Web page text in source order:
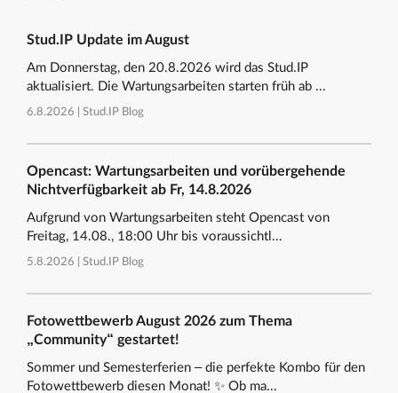
Stud.IP Update im August
Am Donnerstag, den 20.8.2026 wird das Stud.IP
aktualisiert. Die Wartungsarbeiten starten früh ab ...
6.8.2026 | Stud.IP Blog
Opencast: Wartungsarbeiten und vorübergehende
Nichtverfügbarkeit ab Fr, 14.8.2026
Aufgrund von Wartungsarbeiten steht Opencast von
Freitag, 14.08., 18:00 Uhr bis voraussichtl...
5.8.2026 | Stud.IP Blog
Fotowettbewerb August 2026 zum Thema
„Community“ gestartet!
Sommer und Semesterferien – die perfekte Kombo für den
Fotowettbewerb diesen Monat! ✨ Ob ma...